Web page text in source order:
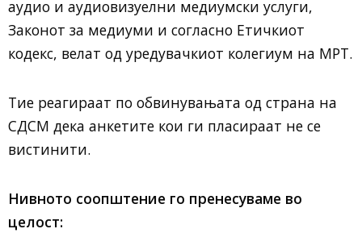
аудио и аудиовизуелни медиумски услуги,
Законот за медиуми и согласно Етичкиот
кодекс, велат од уредувачкиот колегиум на МРТ.
Тие реагираат по обвинувањата од страна на
СДСМ дека анкетите кои ги пласираат не се
вистинити.
Нивното соопштение го пренесуваме во
целост: